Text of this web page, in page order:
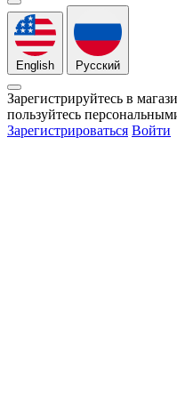
English Русский
Зарегистрируйтесь в
пользуйтесь
Зарегистрироваться Войти